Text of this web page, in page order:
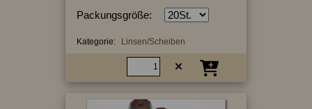
Packungsgröße:
Kategorie: Linsen/Scheiben